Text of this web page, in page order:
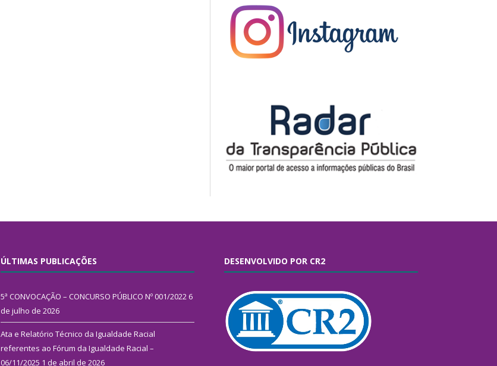
ÚLTIMAS PUBLICAÇÕES
5ª CONVOCAÇÃO – CONCURSO PÚBLICO Nº 001/2022 6
de julho de 2026
Ata e Relatório Técnico da Igualdade Racial
referentes ao Fórum da Igualdade Racial –
06/11/2025 1 de abril de 2026
DESENVOLVIDO POR CR2